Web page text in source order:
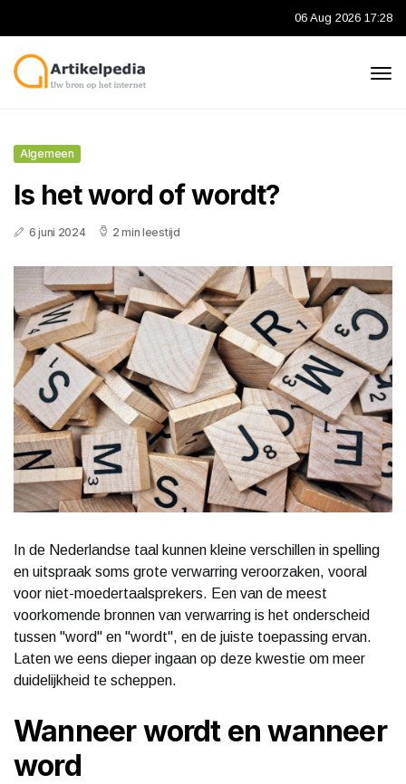
06 Aug 2026 17:28
Algemeen
Is het word of wordt?
6 juni 2024 2 min leestijd
In de Nederlandse taal kunnen kleine verschillen in spelling
en uitspraak soms grote verwarring veroorzaken, vooral
voor niet-moedertaalsprekers. Een van de meest
voorkomende bronnen van verwarring is het onderscheid
tussen "word" en "wordt", en de juiste toepassing ervan.
Laten we eens dieper ingaan op deze kwestie om meer
duidelijkheid te scheppen.
Wanneer wordt en wanneer
word